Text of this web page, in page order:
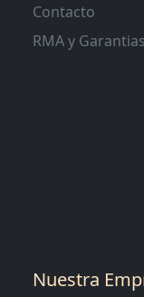
Contacto
RMA y Garantias
Nuestra